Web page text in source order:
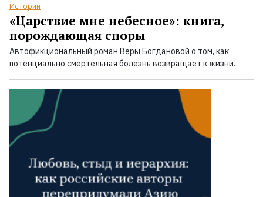
Истории
«Царствие мне небесное»: книга,
порождающая споры
Автофикциональный роман Веры Богдановой о том, как
потенциально смертельная болезнь возвращает к жизни.